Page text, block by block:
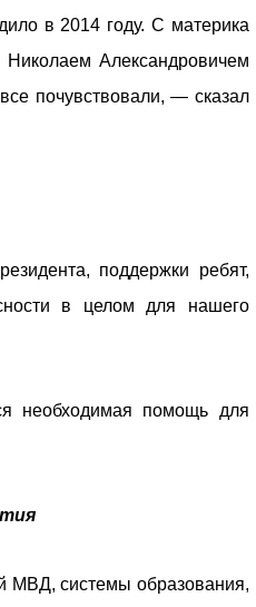
в 2014 году. С материка
Александровичем
почувствовали, — сказал
поддержки ребят,
в целом для нашего
необходимая помощь для
МВД, системы образования,